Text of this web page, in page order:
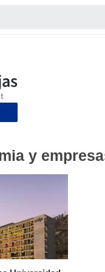
y